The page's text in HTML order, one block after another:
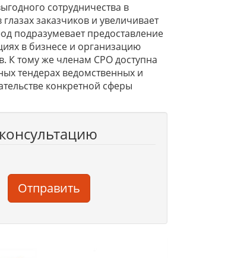
сотрудничества в
заказчиков и увеличивает
подразумевает предоставление
в бизнесе и организацию
К тому же членам СРО доступна
тендерах ведомственных и
конкретной сферы
Отправить